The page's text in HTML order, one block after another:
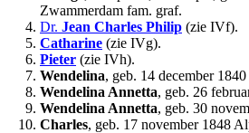
Zwammerdam fam. graf.
4. Dr. Jean Charles Philip (zie IVf).
5. Catharine (zie IVg).
6. Pieter (zie IVh).
7. Wendelina, geb. 14 december
8. Wendelina Annetta, geb. 26
9. Wendelina Annetta, geb. 30
10. Charles, geb. 17 november 1848